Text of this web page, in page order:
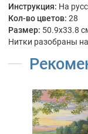
Инструкция: На
Кол-во цветов: 28
Размер: 50.9x33.8
Нитки разобраны